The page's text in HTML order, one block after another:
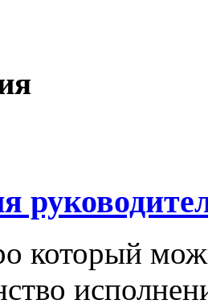
который